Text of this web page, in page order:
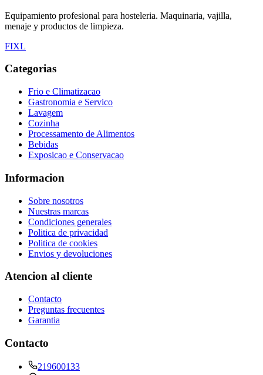
Equipamiento profesional para hosteleria. Maquinaria, vajilla,
menaje y productos de limpieza.
FIXL
Categorias
Frio e Climatizacao
Gastronomia e Servico
Lavagem
Cozinha
Processamento de Alimentos
Bebidas
Exposicao e Conservacao
Informacion
Sobre nosotros
Nuestras marcas
Condiciones generales
Politica de privacidad
Politica de cookies
Envios y devoluciones
Atencion al cliente
Contacto
Preguntas frecuentes
Garantia
Contacto
219600133